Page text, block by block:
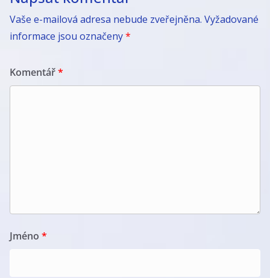
Vaše e-mailová adresa nebude zveřejněna. Vyžadované
informace jsou označeny*
Komentář*
Jméno *